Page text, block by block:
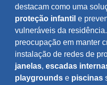
destacam como uma
proteção infantil e
vulneráveis da
preocupação em manter
instalação de redes de
janelas, escadas
playgrounds e piscinas